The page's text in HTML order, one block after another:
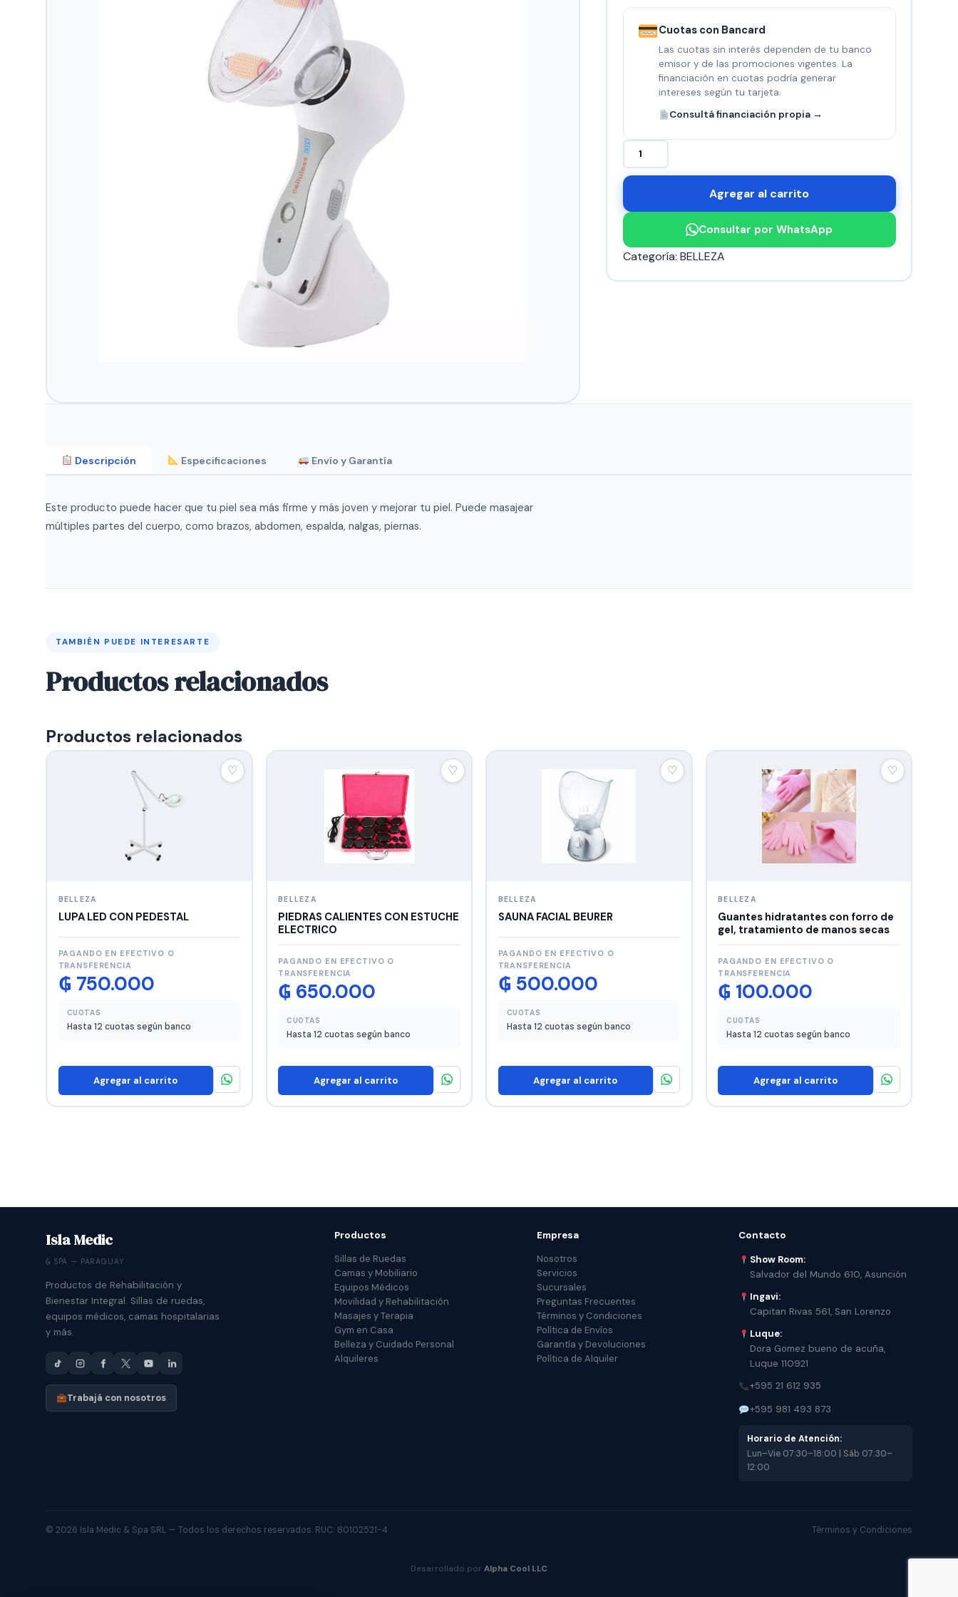
Cuotas con Bancard
Las cuotas sin interés dependen de tu banco
emisor y de las promociones vigentes. La
financiación en cuotas podría generar
intereses según tu tarjeta.
Consultá financiación propia →
MASAJEADOR
ANTICELULITIS
cantidad
Agregar al carrito
Consultar por WhatsApp
Categoría: BELLEZA
Descripción Especificaciones Envío y Garantía
Este producto puede hacer que tu piel sea más firme y más joven y mejorar tu piel. Puede masajear
múltiples partes del cuerpo, como brazos, abdomen, espalda, nalgas, piernas.
TAMBIÉN PUEDE INTERESARTE
Productos relacionados
Productos relacionados
♡
BELLEZA
LUPA LED CON PEDESTAL
PAGANDO EN EFECTIVO O
TRANSFERENCIA
₲ 750.000
CUOTAS
Hasta 12 cuotas según banco
Agregar al carrito
♡
BELLEZA
PIEDRAS CALIENTES CON ESTUCHE
ELECTRICO
PAGANDO EN EFECTIVO O
TRANSFERENCIA
₲ 650.000
CUOTAS
Hasta 12 cuotas según banco
Agregar al carrito
♡
BELLEZA
SAUNA FACIAL BEURER
PAGANDO EN EFECTIVO O
TRANSFERENCIA
₲ 500.000
CUOTAS
Hasta 12 cuotas según banco
Agregar al carrito
♡
BELLEZA
Guantes hidratantes con forro de
gel, tratamiento de manos secas
PAGANDO EN EFECTIVO O
TRANSFERENCIA
₲ 100.000
CUOTAS
Hasta 12 cuotas según banco
Agregar al carrito
Isla Medic
& SPA — PARAGUAY
Productos de Rehabilitación y
Bienestar Integral. Sillas de ruedas,
equipos médicos, camas hospitalarias
y más.
Trabajá con nosotros
Productos
Sillas de Ruedas
Camas y Mobiliario
Equipos Médicos
Movilidad y Rehabilitación
Masajes y Terapia
Gym en Casa
Belleza y Cuidado Personal
Alquileres
Empresa
Nosotros
Servicios
Sucursales
Preguntas Frecuentes
Términos y Condiciones
Política de Envíos
Garantía y Devoluciones
Política de Alquiler
Contacto
Show Room:
Salvador del Mundo 610, Asunción
Ingavi:
Capitan Rivas 561, San Lorenzo
Luque:
Dora Gomez bueno de acuña,
Luque 110921
+595 21 612 935
+595 981 493 873
Horario de Atención:
Lun–Vie 07:30–18:00 | Sáb 07:30–
12:00
© 2026 Isla Medic & Spa SRL — Todos los derechos reservados. RUC: 80102521-4 Términos y Condiciones
Desarrollado por Alpha Cool LLC